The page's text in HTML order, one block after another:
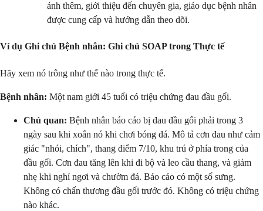
ảnh thêm, giới thiệu đến chuyên gia, giáo dục bệnh nhân
được cung cấp và hướng dẫn theo dõi.
Ví dụ Ghi chú Bệnh nhân: Ghi chú SOAP trong Thực tế
Hãy xem nó trông như thế nào trong thực tế.
Bệnh nhân: Một nam giới 45 tuổi có triệu chứng đau đầu gối.
Chủ quan: Bệnh nhân báo cáo bị đau đầu gối phải trong 3
ngày sau khi xoắn nó khi chơi bóng đá. Mô tả cơn đau như cảm
giác "nhói, chích", thang điểm 7/10, khu trú ở phía trong của
đầu gối. Cơn đau tăng lên khi đi bộ và leo cầu thang, và giảm
nhẹ khi nghỉ ngơi và chườm đá. Báo cáo có một số sưng.
Không có chấn thương đầu gối trước đó. Không có triệu chứng
nào khác.